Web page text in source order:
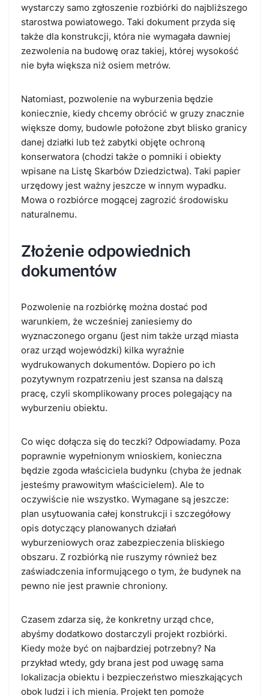
wystarczy samo zgłoszenie rozbiórki do najbliższego
starostwa powiatowego. Taki dokument przyda się
także dla konstrukcji, która nie wymagała dawniej
zezwolenia na budowę oraz takiej, której wysokość
nie była większa niż osiem metrów.
Natomiast, pozwolenie na wyburzenia będzie
koniecznie, kiedy chcemy obrócić w gruzy znacznie
większe domy, budowle położone zbyt blisko granicy
danej działki lub też zabytki objęte ochroną
konserwatora (chodzi także o pomniki i obiekty
wpisane na Listę Skarbów Dziedzictwa). Taki papier
urzędowy jest ważny jeszcze w innym wypadku.
Mowa o rozbiórce mogącej zagrozić środowisku
naturalnemu.
Złożenie odpowiednich
dokumentów
Pozwolenie na rozbiórkę można dostać pod
warunkiem, że wcześniej zaniesiemy do
wyznaczonego organu (jest nim także urząd miasta
oraz urząd wojewódzki) kilka wyraźnie
wydrukowanych dokumentów. Dopiero po ich
pozytywnym rozpatrzeniu jest szansa na dalszą
pracę, czyli skomplikowany proces polegający na
wyburzeniu obiektu.
Co więc dołącza się do teczki? Odpowiadamy. Poza
poprawnie wypełnionym wnioskiem, konieczna
będzie zgoda właściciela budynku (chyba że jednak
jesteśmy prawowitym właścicielem). Ale to
oczywiście nie wszystko. Wymagane są jeszcze:
plan usytuowania całej konstrukcji i szczegółowy
opis dotyczący planowanych działań
wyburzeniowych oraz zabezpieczenia bliskiego
obszaru. Z rozbiórką nie ruszymy również bez
zaświadczenia informującego o tym, że budynek na
pewno nie jest prawnie chroniony.
Czasem zdarza się, że konkretny urząd chce,
abyśmy dodatkowo dostarczyli projekt rozbiórki.
Kiedy może być on najbardziej potrzebny? Na
przykład wtedy, gdy brana jest pod uwagę sama
lokalizacja obiektu i bezpieczeństwo mieszkających
obok ludzi i ich mienia. Projekt ten pomoże